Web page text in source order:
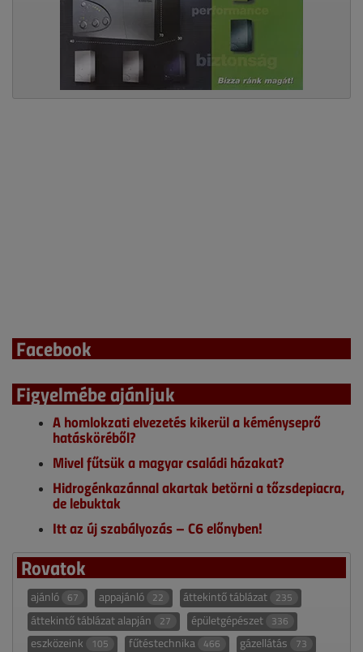
Facebook
Figyelmébe ajánljuk
A homlokzati elvezetés kikerül a kéményseprő
hatásköréből?
Mivel fűtsük a magyar családi házakat?
Hidrogénkazánnal akartak betörni a tőzsdepiacra,
de lebuktak
Itt az új szabályozás – C6 előnyben!
Rovatok
ajánló 67 appajánló 22 áttekintő táblázat 235
áttekintő táblázat alapján 27 épületgépészet 336
eszközeink 105 fűtéstechnika 466 gázellátás 73